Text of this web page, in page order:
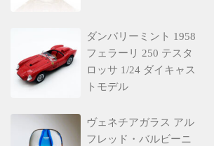
ダンバリーミント 1958
フェラーリ 250 テスタ
ロッサ 1/24 ダイキャス
トモデル
ヴェネチアガラス アル
フレッド・バルビーニ